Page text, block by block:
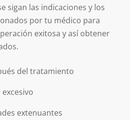
sigan las indicaciones y los
por tu médico para
exitosa y así obtener
del tratamiento
extenuantes